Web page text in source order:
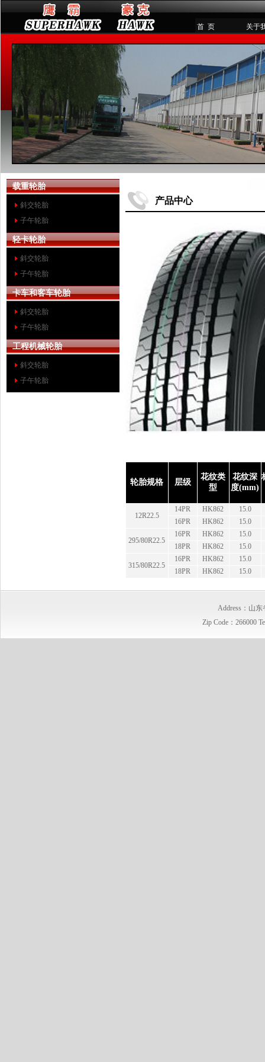
首 页 关于
载重轮胎
斜交轮胎
子午轮胎
轻卡轮胎
斜交轮胎
子午轮胎
卡车和客车轮胎
斜交轮胎
子午轮胎
工程机械轮胎
斜交轮胎
子午轮胎
产品中心
轮胎规格 层级
花纹类
型
花纹深
度(mm)
12R22.5
14PR HK862
15.0
16PR
HK862 15.0
295/80R22.5
16PR HK862
15.0
18PR
HK862 15.0
315/80R22.5
16PR HK862
15.0
18PR
HK862 15.0
Address：山
Zip Code：266000